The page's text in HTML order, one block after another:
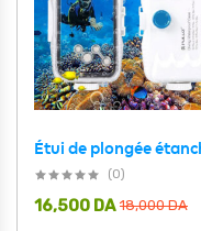
(0)
18,000DA
16,500 DA